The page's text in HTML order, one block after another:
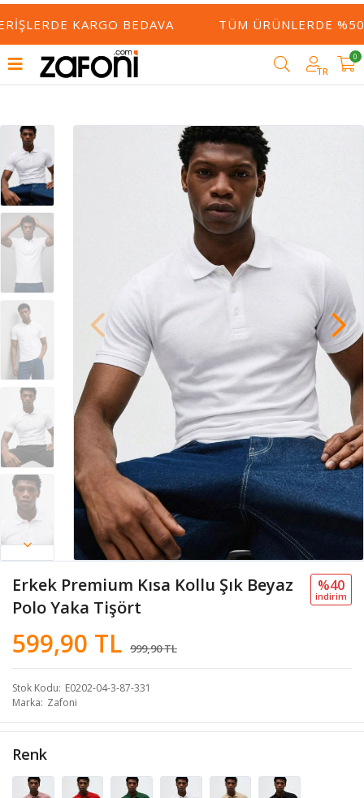
KARGO BEDAVA TÜM ÜRÜNLERDE
TR
0
Erkek Premium Kısa Kollu Şık Beyaz
Polo Yaka Tişört
599,90 TL 999,90 TL
%40
i̇ndi̇ri̇m
Stok Kodu E0202-04-3-87-331
Marka Zafoni
Renk